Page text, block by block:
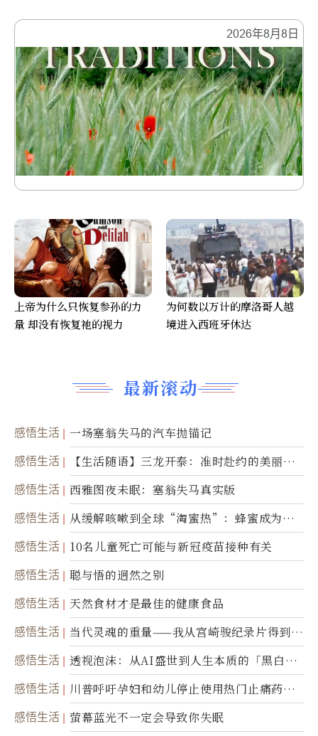
2026年8月8日
最新滚动
感悟生活 一场塞翁失马的汽车抛锚记
感悟生活
【生活随语】三龙开泰：准时赴约的美丽震
撼
感悟生活 西雅图夜未眠：塞翁失马真实版
感悟生活
从缓解咳嗽到全球“淘蜜热”：蜂蜜成为健
康产业前沿商品
感悟生活 10名儿童死亡可能与新冠疫苗接种有关
感悟生活 聪与悟的迥然之别
感悟生活 天然食材才是最佳的健康食品
感悟生活
当代灵魂的重量——我从宫崎骏纪录片得到的
省思
感悟生活
透视泡沫：从AI盛世到人生本质的「黑白一
瞬」
感悟生活
川普呼吁孕妇和幼儿停止使用热门止痛药泰
诺
感悟生活 萤幕蓝光不一定会导致你失眠
上帝为什么只恢复参孙的力
量 却没有恢复祂的视力
为何数以万计的摩洛哥人越
境进入西班牙休达